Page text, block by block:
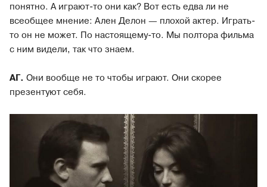
понятно. А играют-то они как? Вот есть едва ли не
всеобщее мнение: Ален Делон — плохой актер. Играть-
то он не может. По настоящему-то. Мы полтора фильма
с ним видели, так что знаем.
АГ. Они вообще не то чтобы играют. Они скорее
презентуют себя.